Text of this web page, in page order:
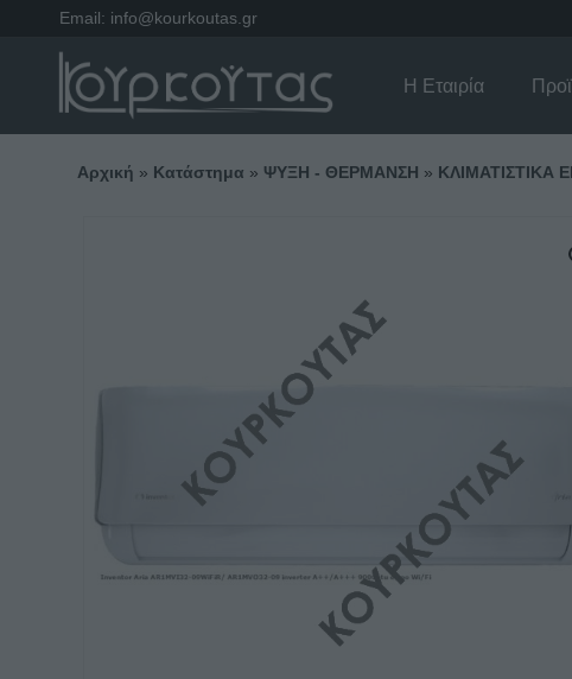
Email: info@kourkoutas.gr
Η Εταιρία
Αρχική » Κατάστημα » ΨΥΞΗ - ΘΕΡΜΑΝΣΗ » ΚΛΙΜΑΤΙΣΤΙΚΑ